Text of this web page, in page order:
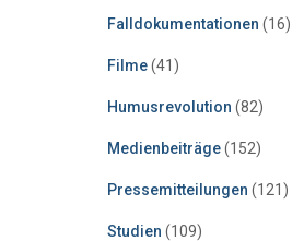
Falldokumentationen (16)
Filme(41)
Humusrevolution (82)
Medienbeiträge(152)
Pressemitteilungen (121)
Studien (109)